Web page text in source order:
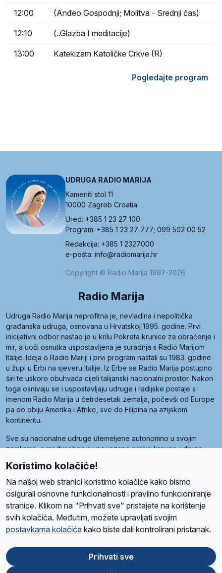
12:00 (Anđeo Gospodnji; Molitva - Srednji čas)
12:10 (..Glazba I meditacije)
13:00 Katekizam Katoličke Crkve (R)
Pogledajte program
UDRUGA RADIO MARIJA
Kameniti stol 11
10000 Zagreb Croatia
Ured: +385 1 23 27 100
Program: +385 1 23 27 777; 099 502 00 52
Redakcija: +385 1 2327000
e-pošta: info@radiomarija.hr
Copyright © Radio Marija 1997-2026
Radio Marija
Udruga Radio Marija neprofitna je, nevladina i nepolitička
građanska udruga, osnovana u Hrvatskoj 1995. godine. Prvi
inicijativni odbor nastao je u krilu Pokreta krunice za obraćenje i
mir, a uoči osnutka uspostavljena je suradnja s Radio Marijom
Italije. Ideja o Radio Mariji i prvi program nastali su 1983. godine
u župi u Erbi na sjeveru Italije. Iz Erbe se Radio Marija postupno
širi te uskoro obuhvaća cijeli talijanski nacionalni prostor. Nakon
toga osnivaju se i uspostavljaju udruge i radijske postaje s
imenom Radio Marija u četrdesetak zemalja, počevši od Europe
pa do obiju Amerika i Afrike, sve do Filipina na azijskom
kontinentu.
Sve su nacionalne udruge utemeljene autonomno u svojim
zemljama, a međusobna su povezane preko krovne udruge
Radio Maria). Svjetsku obitelj utemeljilo je sedam članica, među
kojima je i hrvatska Udruga Radio Marija.
O namaRadio ProgramVolonteriPrijateljiKontaktPravila privatnosti
Ova stranica je zaštićena Google reCAPTCHA sustavom
Koristimo kolačiće!
Na našoj web stranici koristimo kolačiće kako bismo
osigurali osnovne funkcionalnosti i pravilno funkcioniranje
stranice. Klikom na "Prihvati sve" pristajete na korištenje
svih kolačića. Međutim, možete upravljati svojim
postavkama kolačića kako biste dali kontrolirani pristanak.
Prihvati sve